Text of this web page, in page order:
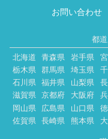
お問い合わせ
都
北海道 青森県 岩手県
栃木県 群馬県 埼玉県
石川県 福井県 山梨県
滋賀県 京都府 大阪府
岡山県 広島県 山口県
佐賀県 長崎県 熊本県